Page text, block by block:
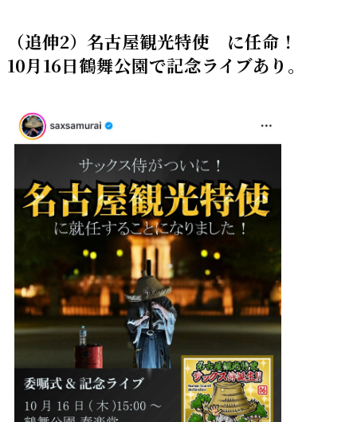
（追伸2）名古屋観光特使 に任命！
10月16日鶴舞公園で記念ライブあり。